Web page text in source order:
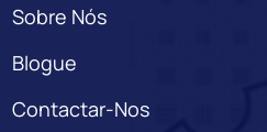
Sobre Nós
Blogue
Contactar-Nos